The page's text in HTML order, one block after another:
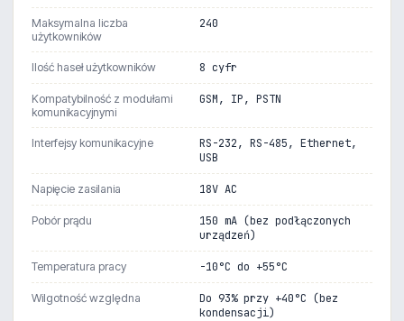
Maksymalna liczba
użytkowników
240
Ilość haseł użytkowników 8 cyfr
Kompatybilność z modułami
komunikacyjnymi
GSM, IP, PSTN
Interfejsy komunikacyjne
RS-232, RS-485, Ethernet,
USB
Napięcie zasilania 18V AC
Pobór prądu
150 mA (bez podłączonych
urządzeń)
Temperatura pracy -10°C do +55°C
Wilgotność względna
Do 93% przy +40°C (bez
kondensacji)